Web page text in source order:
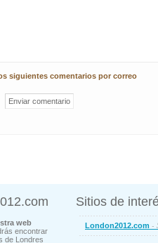
siguientes comentarios por correo
web
encontrar
de Londres
Sitios de
London2012.com -